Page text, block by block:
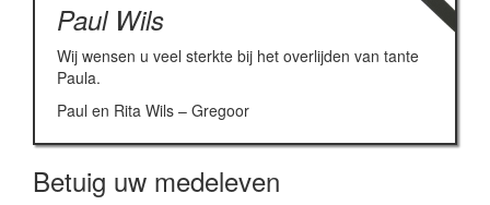
Paul Wils
Wij wensen u veel sterkte bij het overlijden van tante
Paula.
Paul en Rita Wils – Gregoor
Betuig uw medeleven